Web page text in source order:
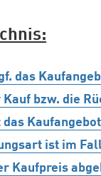
das
bzw. die
das
ist im
Kaufpreis